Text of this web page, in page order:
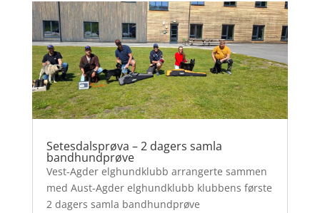
Setesdalsprøva – 2 dagers samla
bandhundprøve
Vest-Agder elghundklubb arrangerte sammen
med Aust-Agder elghundklubb klubbens første
2 dagers samla bandhundprøve